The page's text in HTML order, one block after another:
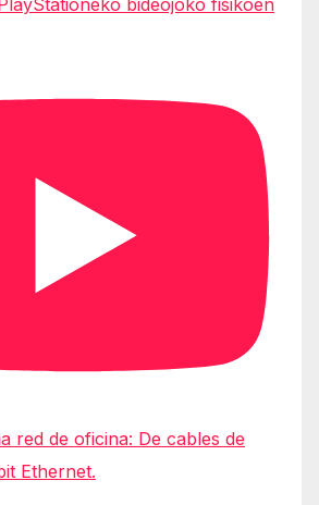
red de oficina: De cables de
Ethernet.